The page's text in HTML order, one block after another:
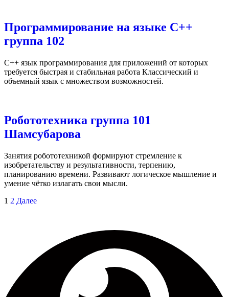
Программирование на языке С++
группа 102
С++ язык программирования для приложений от которых
требуется быстрая и стабильная работа Классический и
объемный язык с множеством возможностей.
Робототехника группа 101
Шамсубарова
Занятия робототехникой формируют стремление к
изобретательству и результативности, терпению,
планированию времени. Развивают логическое мышление и
умение чётко излагать свои мысли.
Навигация
1 2 Далее